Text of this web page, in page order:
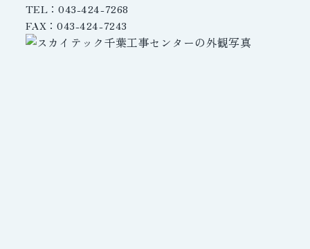
TEL：043-424-7268
FAX：043-424-7243